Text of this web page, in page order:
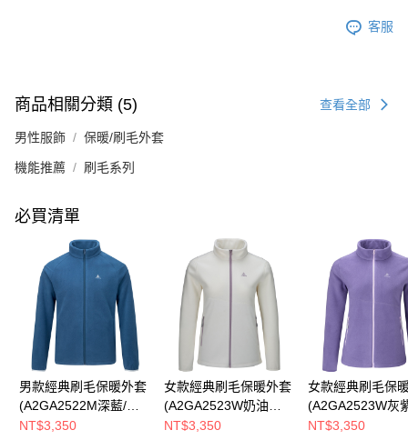
客服
商品相關分類 (5) 查看全部
男性服飾 保暖/刷毛外套
機能推薦 刷毛系列
必買清單
男款經典刷毛保暖外套
(A2GA2522M深藍/刷
毛外套/素面百搭款/親
NT$3,350
女款經典刷毛保暖外套
(A2GA2523W奶油白/
刷毛外套/素面百搭款/
NT$3,350
女款經典刷毛保
(A2GA2523W灰
毛外套/素面百搭
NT$3,350